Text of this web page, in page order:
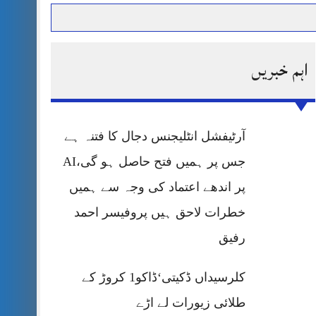
پر قربان
اہم خبریں
آرٹیفشل انٹلیجنس دجال کا فتنہ ہے
جس پر ہمیں فتح حاصل ہو گی،AI
پر اندھے اعتماد کی وجہ سے ہمیں
خطرات لاحق ہیں پروفیسر احمد
رفیق
کلرسیداں ڈکیتی‘ڈاکو1 کروڑ کے
طلائی زیورات لے اڑے